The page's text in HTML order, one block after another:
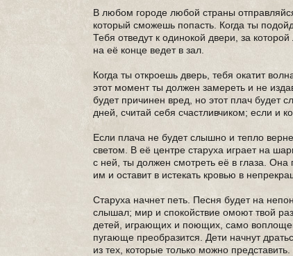
В любом городе любой страны
который сможешь попасть. Когда ты
Тебя отведут к одинокой двери, за
на её конце ведет в зал.
Когда ты откроешь дверь, тебя окатит
этот момент ты должен замереть и не
будет причинен вред, но этот плач будет
дней, считай себя счастливчиком; если и
Если плача не будет слышно и тепло
светом. В её центре старуха играет на
с ней, ты должен смотреть её в глаза. Она
им и оставит в истекать кровью в
Старуха начнет петь. Песня будет на
слышал; мир и спокойствие омоют твой
детей, играющих и поющих, само
пугающе преобразится. Дети начнут
из тех, которые только можно